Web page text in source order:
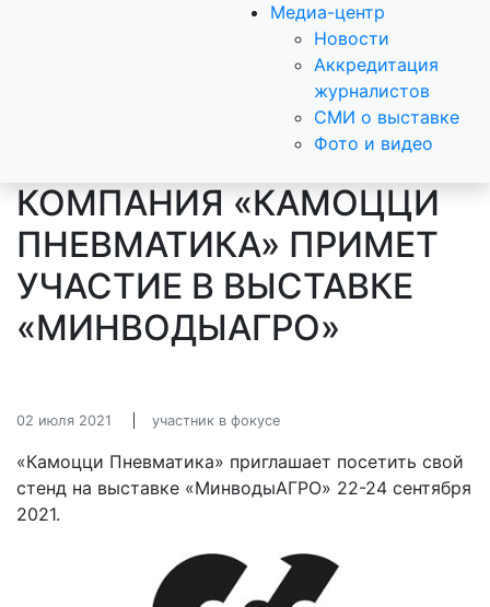
Медиа-центр
Новости
Аккредитация
журналистов
СМИ о выставке
Фото и видео
КОМПАНИЯ «КАМОЦЦИ
ПНЕВМАТИКА» ПРИМЕТ
УЧАСТИЕ В ВЫСТАВКЕ
«МИНВОДЫАГРО»
02 июля 2021 участник в фокусе
«Камоцци Пневматика» приглашает посетить свой
стенд на выставке «МинводыАГРО» 22-24 сентября
2021.